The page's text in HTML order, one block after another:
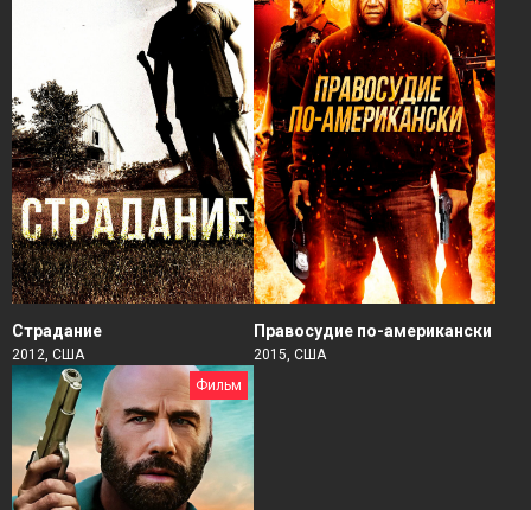
Страдание
2012, США
Правосудие по-американски
2015, США
Фильм